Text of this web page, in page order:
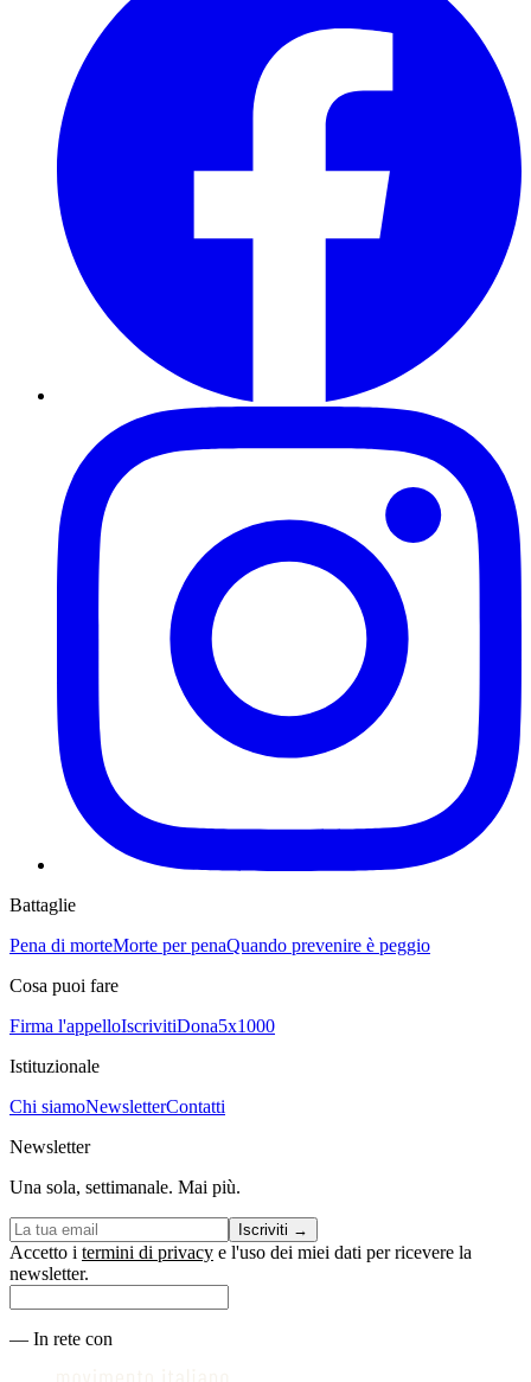
Battaglie
Pena di morteMorte per penaQuando prevenire è peggio
Cosa puoi fare
Firma l'appelloIscrivitiDona5x1000
Istituzionale
Chi siamoNewsletterContatti
Newsletter
Una sola, settimanale. Mai più.
Iscriviti →
Accetto i termini di privacy e l'uso dei miei dati per ricevere la
newsletter.
— In rete con